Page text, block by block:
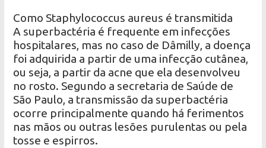
Como Staphylococcus aureus é transmitida
A superbactéria é frequente em infecções
hospitalares, mas no caso de Dâmilly, a doença
foi adquirida a partir de uma infecção cutânea,
ou seja, a partir da acne que ela desenvolveu
no rosto. Segundo a secretaria de Saúde de
São Paulo, a transmissão da superbactéria
ocorre principalmente quando há ferimentos
nas mãos ou outras lesões purulentas ou pela
tosse e espirros.